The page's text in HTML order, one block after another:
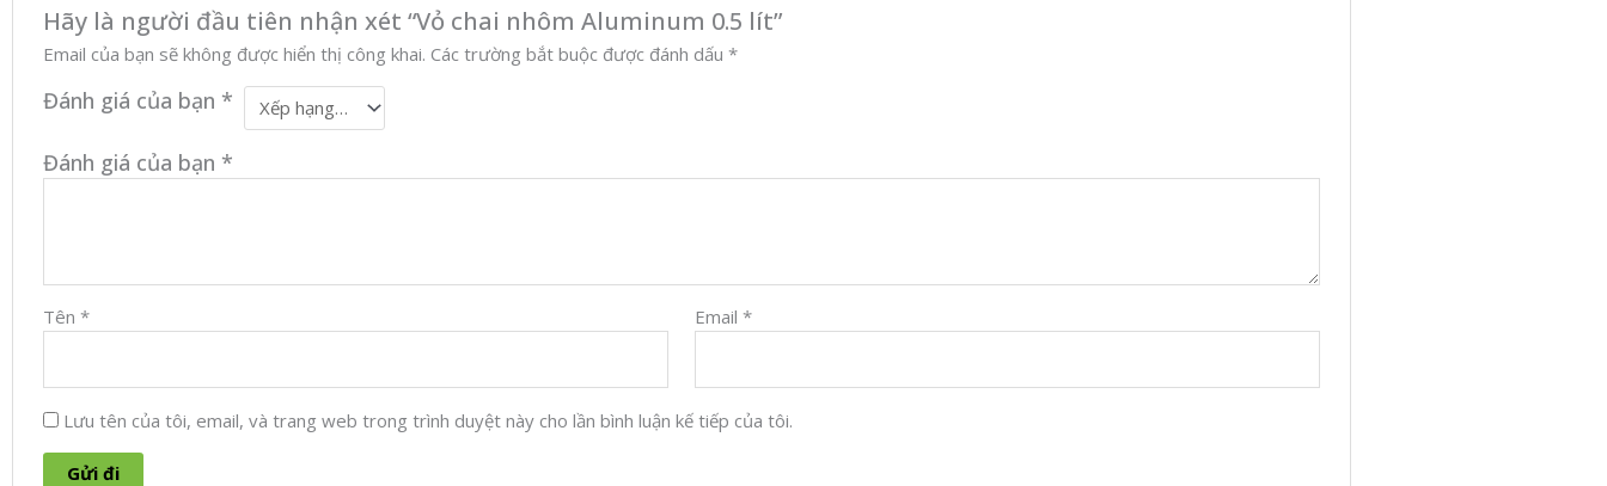
Hãy là người đầu tiên nhận xét “Vỏ chai nhôm Aluminum 0.5 lít”
Email của bạn sẽ không được hiển thị công khai. Các trường bắt buộc được đánh dấu*
Đánh giá của bạn *
Đánh giá của bạn *
Tên* Email *
Lưu tên của tôi, email, và trang web trong trình duyệt này cho lần bình luận kế tiếp của tôi.